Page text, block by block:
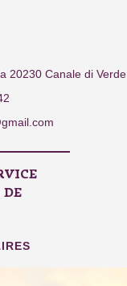
20230 Canale di Verde